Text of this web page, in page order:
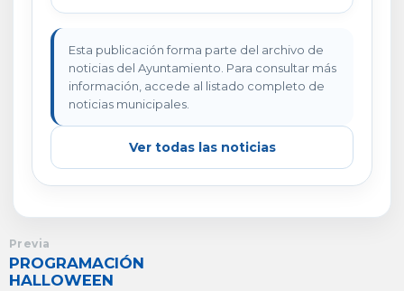
Esta publicación forma parte del archivo de
noticias del Ayuntamiento. Para consultar más
información, accede al listado completo de
noticias municipales.
Ver todas las noticias
Previa
PROGRAMACIÓN
HALLOWEEN